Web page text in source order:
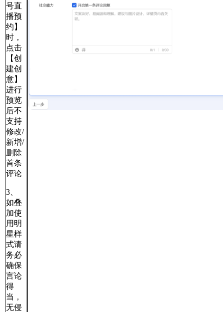
号直
播预
约】
时，
点击
【创
建创
意】
进行
预览
后不
支持
修改/
新增/
删除
首条
评论
3、
如叠
加使
用明
星样
式请
务必
确保
言论
得
当，
无侵